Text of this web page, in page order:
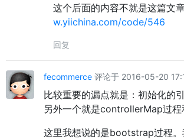
这个后面的内容不就是这篇文
w.yiichina.com/code/546
回复
fecommerce 评论于 2016-05-20
比较重要的漏点就是：初始化的
另外一个就是controllerMap过
这里我想说的是bootstrap过程